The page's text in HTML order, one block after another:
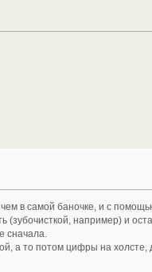
в самой баночке, и с
например) и
сначала.
а то потом цифры на холсте,